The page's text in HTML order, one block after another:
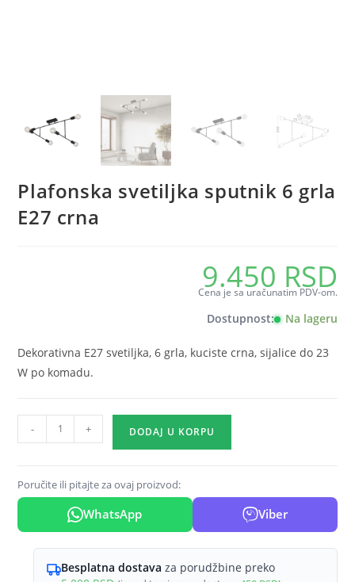
Plafonska svetiljka sputnik 6 grla
E27 crna
9.450 RSD
Cena je sa uračunatim PDV-om.
Dostupnost: Na lageru
Dekorativna E27 svetiljka, 6 grla, kuciste crna, sijalice do 23
W po komadu.
Plafonska
svetiljka
6
grla
E27
količina
- + DODAJ U KORPU
Poručite ili pitajte za ovaj proizvod:
WhatsApp Viber
Besplatna dostava za porudžbine preko